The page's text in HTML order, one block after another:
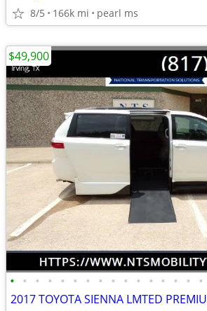
8/5 166k mi pearl ms
• • • • • • • • • • • • • • • •
$49,900